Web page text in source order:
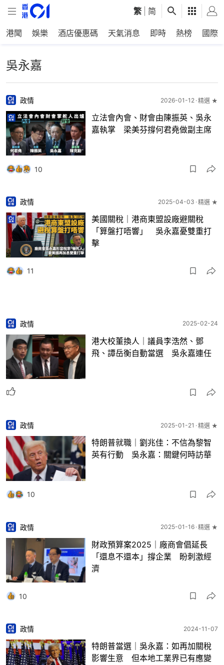
繁 简
港聞 娛樂 酒店優惠碼 天氣消息 即時 熱榜 國際
吳永嘉
政情 2026-01-12 精選 ★
立法會內會、財會由陳振英、吳永
嘉執掌 梁美芬撐何君堯做副主席
10
政情 2025-04-03 精選 ★
美國關稅｜港商東盟設廠避關稅
「算盤打唔響」 吳永嘉憂雙重打
擊
11
政情 2025-02-24
港大校董換人｜議員李浩然、鄧
飛、譚岳衡自動當選 吳永嘉連任
政情 2025-01-21 精選 ★
特朗普就職｜劉兆佳：不信為黎智
英有行動 吳永嘉：關鍵何時訪華
10
政情 2025-01-16 精選 ★
財政預算案2025｜廠商會倡延長
「還息不還本」撐企業 盼刺激經
濟
10
政情 2024-11-07
特朗普當選｜吳永嘉：如再加關稅
影響生意 但本地工業界已有應變